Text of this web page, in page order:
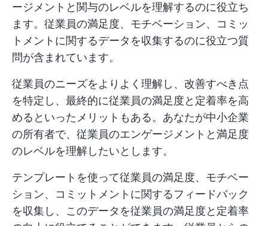
ージメントと関与のレベルを理解するのに役立ち
ます。従業員の満足度、モチベーション、コミッ
トメントに関するデータを収集するのに役立つ質
問が含まれています。
従業員のニーズをよりよく理解し、改善すべき点
を特定し、最終的に従業員の満足度と定着率を高
めるといったメリットもある。あなたが中小企業
の所有者で、従業員のエンゲージメントと満足度
のレベルを理解したいとします。
テンプレートを使って従業員の満足度、モチベー
ション、コミットメントに関するフィードバック
を収集し、このデータを従業員の満足度と定着率